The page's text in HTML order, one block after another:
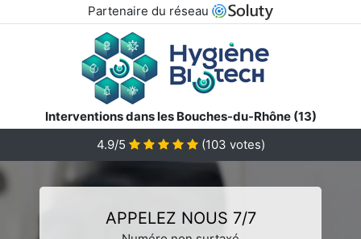
Partenaire du réseau
Interventions dans les Bouches-du-Rhône (13)
4.9/5
(103 votes)
APPELEZ NOUS 7/7